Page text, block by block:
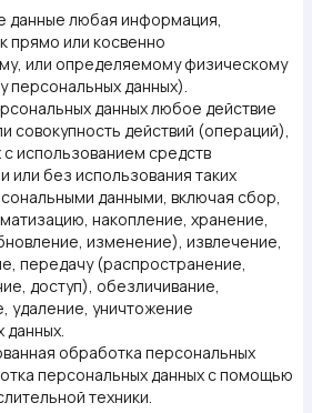
данные любая информация,
прямо или косвенно
или определяемому физическому
персональных данных).
данныхлюбое действие
совокупность действий (операций),
использованием средств
или без использования таких
данными, включая сбор,
накопление, хранение,
изменение), извлечение,
передачу (распространение,
доступ), обезличивание,
удаление, уничтожение
данных.
обработка персональных
персональных данных с помощью
техники.